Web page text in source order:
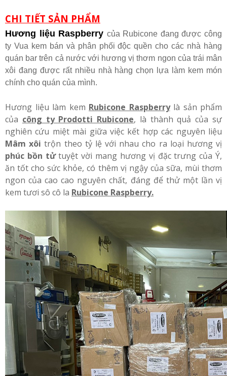
CHI TIẾT SẢN PHẨM
Hương liệu Raspberry của Rubicone đang được công
ty Vua kem bán và phân phối độc quền cho các nhà hàng
quán bar trên cả nước với hương vị thơm ngon của trái mân
xôi đang được rất nhiều nhà hàng chọn lựa làm kem món
chính cho quán của mình.
Hương liệu làm kem Rubicone Raspberry là sản phẩm
của công ty Prodotti Rubicone, là thành quả của sự
nghiên cứu miệt mài giữa việc kết hợp các nguyên liệu
Mâm xôi trộn theo tỷ lệ với nhau cho ra loại hương vị
phúc bồn tửtuyệt vời mang hương vị đặc trưng của Ý,
ăn tốt cho sức khỏe, có thêm vị ngậy của sữa, mùi thơm
ngon của cao cao nguyên chất, đáng để thử một lần vị
kem tươi sô cô la Rubicone Raspberry.